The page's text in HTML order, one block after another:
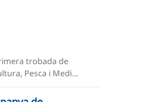
trobada de
Pesca i Medi...